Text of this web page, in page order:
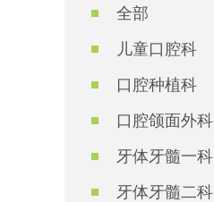
全部
儿童口腔科
口腔种植科
口腔颌面外科
牙体牙髓一科
牙体牙髓二科